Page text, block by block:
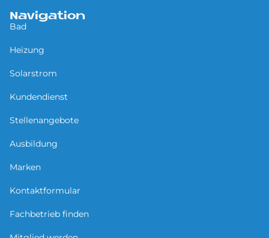
Navigation
Bad
Heizung
Solarstrom
Kundendienst
Stellenangebote
Ausbildung
Marken
Kontaktformular
Fachbetrieb finden